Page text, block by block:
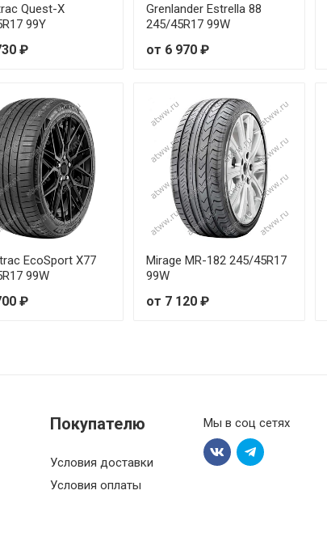
от 11 220 ₽
от 10 450 ₽
от 12 160 ₽
от 13 660 ₽
от 12 370 ₽
от 11 820 ₽
Quest-X
99Y
₽
Grenlander Estrella 88
245/45R17 99W
от 6 970 ₽
EcoSport X77
99W
₽
Mirage MR-182 245/45R17
99W
от 7 120 ₽
Покупателю
Условия доставки
Условия оплаты
Мы в соц сетях